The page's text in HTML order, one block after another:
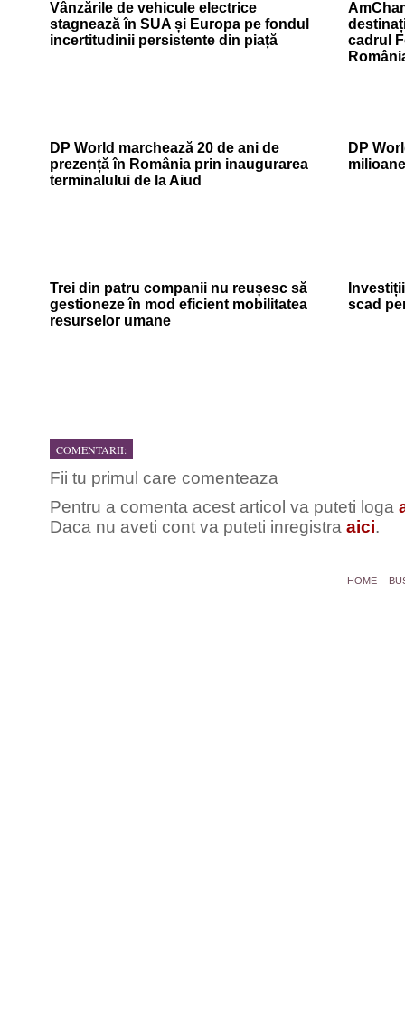
Vânzările de vehicule electrice
stagnează în SUA și Europa pe fondul
incertitudinii persistente din piață
cadrul
DP World marchează 20 de ani de
prezență în România prin inaugurarea
terminalului de la Aiud
DP
Trei din patru companii nu reușesc să
gestioneze în mod eficient mobilitatea
resurselor umane
scad
COMENTARII:
Fii tu primul care comenteaza
Pentru a comenta acest articol va puteti loga
Daca nu aveti cont va puteti inregistra aici.
HOME